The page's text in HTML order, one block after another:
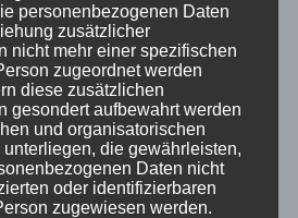
posten oder Gedanken in
niederschreiben können. Die
Regel von Dritten kommentiert
Person einen Kommentar in
veröffentlichten Blog,
der betroffenen Person
auch Angaben zum
sowie zu dem von der
personenbezogenen Daten
zusätzlicher
nicht mehr einer spezifischen
zugeordnet werden
diese zusätzlichen
gesondert aufbewahrt werden
und organisatorischen
unterliegen, die gewährleisten,
Daten nicht
oder identifizierbaren
zugewiesen werden.